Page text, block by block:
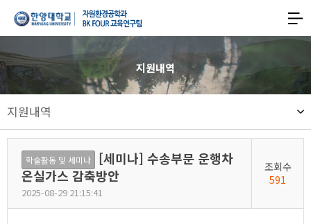
한양대학교한양대학교
공과대학
자원환경공학과
기후변화대응형
스마트개발
글로벌리더
양성
사이트맵
지원내역
지원내역
학술활동 및 세미나
[세미나] 수송부문 운행차
온실가스 감축방안
2025-08-29 21:15:41
조회수
591